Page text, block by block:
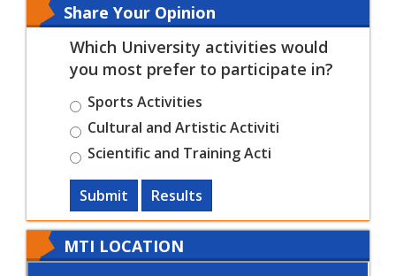
Share Your Opinion
Which University activities would
you most prefer to participate in?
Sports Activities
Cultural and Artistic Activiti
Scientific and Training Acti
Submit Results
MTI LOCATION